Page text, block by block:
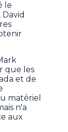
le
que les
et de
matériel
n'a
aux